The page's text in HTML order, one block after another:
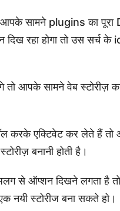
सामने plugins का पूरा
रहा होगा तो उस
आपके सामने वेब स्टोरीज़
करके एक्टिवेट कर लेते हैं तो
बनानी होती है।
से ऑप्शन दिखने लगता है
स्टोरीज बना सकते हो।